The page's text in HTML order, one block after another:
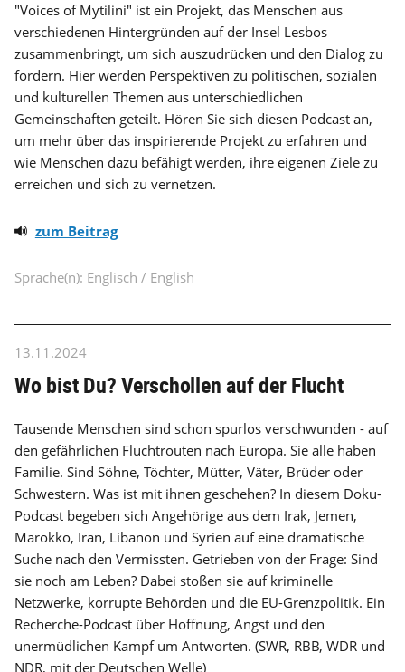
"Voices of Mytilini" ist ein Projekt, das Menschen aus
verschiedenen Hintergründen auf der Insel Lesbos
zusammenbringt, um sich auszudrücken und den Dialog zu
fördern. Hier werden Perspektiven zu politischen, sozialen
und kulturellen Themen aus unterschiedlichen
Gemeinschaften geteilt. Hören Sie sich diesen Podcast an,
um mehr über das inspirierende Projekt zu erfahren und
wie Menschen dazu befähigt werden, ihre eigenen Ziele zu
erreichen und sich zu vernetzen.
zum Beitrag
Sprache(n): Englisch / English
13.11.2024
Wo bist Du? Verschollen auf der Flucht
Tausende Menschen sind schon spurlos verschwunden - auf
den gefährlichen Fluchtrouten nach Europa. Sie alle haben
Familie. Sind Söhne, Töchter, Mütter, Väter, Brüder oder
Schwestern. Was ist mit ihnen geschehen? In diesem Doku-
Podcast begeben sich Angehörige aus dem Irak, Jemen,
Marokko, Iran, Libanon und Syrien auf eine dramatische
Suche nach den Vermissten. Getrieben von der Frage: Sind
sie noch am Leben? Dabei stoßen sie auf kriminelle
Netzwerke, korrupte Behörden und die EU-Grenzpolitik. Ein
Recherche-Podcast über Hoffnung, Angst und den
unermüdlichen Kampf um Antworten. (SWR, RBB, WDR und
NDR, mit der Deutschen Welle)